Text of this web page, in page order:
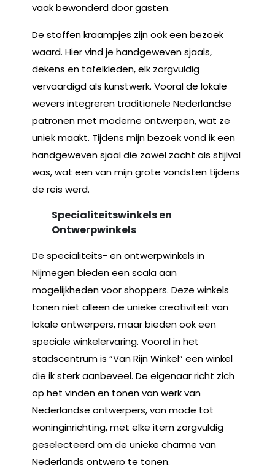
vaak bewonderd door gasten.
De stoffen kraampjes zijn ook een bezoek
waard. Hier vind je handgeweven sjaals,
dekens en tafelkleden, elk zorgvuldig
vervaardigd als kunstwerk. Vooral de lokale
wevers integreren traditionele Nederlandse
patronen met moderne ontwerpen, wat ze
uniek maakt. Tijdens mijn bezoek vond ik een
handgeweven sjaal die zowel zacht als stijlvol
was, wat een van mijn grote vondsten tijdens
de reis werd.
Specialiteitswinkels en
Ontwerpwinkels
De specialiteits- en ontwerpwinkels in
Nijmegen bieden een scala aan
mogelijkheden voor shoppers. Deze winkels
tonen niet alleen de unieke creativiteit van
lokale ontwerpers, maar bieden ook een
speciale winkelervaring. Vooral in het
stadscentrum is “Van Rijn Winkel” een winkel
die ik sterk aanbeveel. De eigenaar richt zich
op het vinden en tonen van werk van
Nederlandse ontwerpers, van mode tot
woninginrichting, met elke item zorgvuldig
geselecteerd om de unieke charme van
Nederlands ontwerp te tonen.